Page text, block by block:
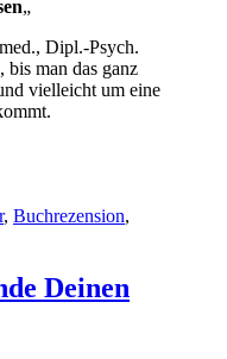
„
Dipl.-Psych.
man das ganz
vielleicht um eine
, Buchrezension,
Deinen